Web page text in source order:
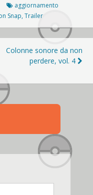
aggiornamento
Snap,Trailer
Colonne sonore da non
perdere, vol. 4